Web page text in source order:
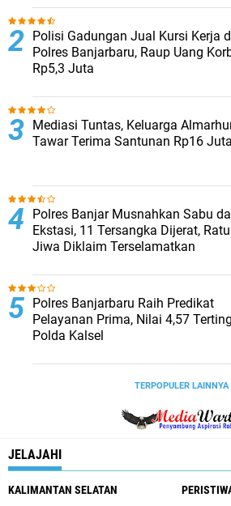
Polisi Gadungan Jual Kursi Kerja
Polres Banjarbaru, Raup Uang
Rp5,3 Juta
Mediasi Tuntas, Keluarga
Tawar Terima Santunan Rp16 Juta
Polres Banjar Musnahkan Sabu
Ekstasi, 11 Tersangka Dijerat,
Jiwa Diklaim Terselamatkan
Polres Banjarbaru Raih Predikat
Pelayanan Prima, Nilai 4,57
Polda Kalsel
TERPOPULER LAINNYA
JELAJAHI
KALIMANTAN SELATAN